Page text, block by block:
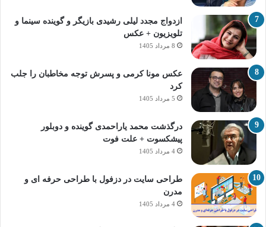
ازدواج مجدد لیلی رشیدی بازیگر و گوینده سینما و
تلویزیون + عکس
8 مرداد 1405
عکس مونا کرمی و پسرش توجه مخاطبان را جلب
کرد
5 مرداد 1405
درگذشت محمد یاراحمدی گوینده و دوبلور
پیشکسوت + علت فوت
4 مرداد 1405
طراحی سایت در دزفول با طراحی حرفه‌ ای و
مدرن
4 مرداد 1405